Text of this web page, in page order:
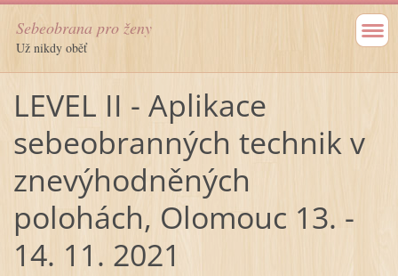
Sebeobrana pro ženy
Už nikdy oběť
LEVEL II - Aplikace
sebeobranných technik v
znevýhodněných
polohách, Olomouc 13. -
14. 11. 2021